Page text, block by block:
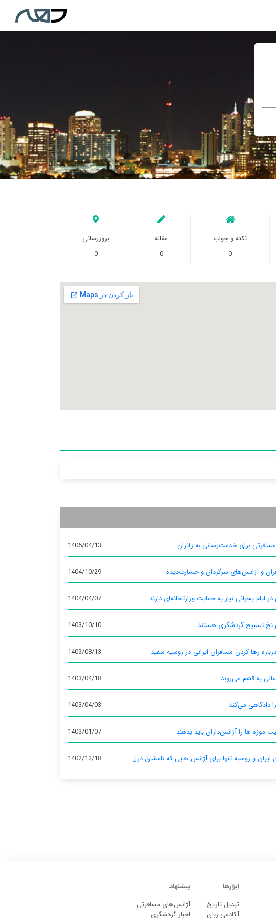
نکته و جواب
0
مقاله
0
بروزرسانی
0
برای خدمت‌رسانی به زائران 1405/04/13
و آژانس‌های سرگردان و خسارت‌دیده 1404/10/29
ایام بحرانی نیاز به حمایت وزارتخانه‌ای دارند 1404/04/07
نخ تسبیح گردشگری هستند 1403/10/10
رها کردن مسافران ایرانی در روسیه سفید 1403/08/13
به قشم می‌روند 1403/04/18
1403/04/03
موزه ها را آژانس‌داران باید بدهند 1403/01/07
ایران و روسیه تنها برای آژانس‌ هایی که نامشان درل... 1402/12/18
ابزارها
تبدیل تاریخ
آکادمی زبان
پیشنهاد
آژانس‌های مسافرتی
اخبار گردشگری